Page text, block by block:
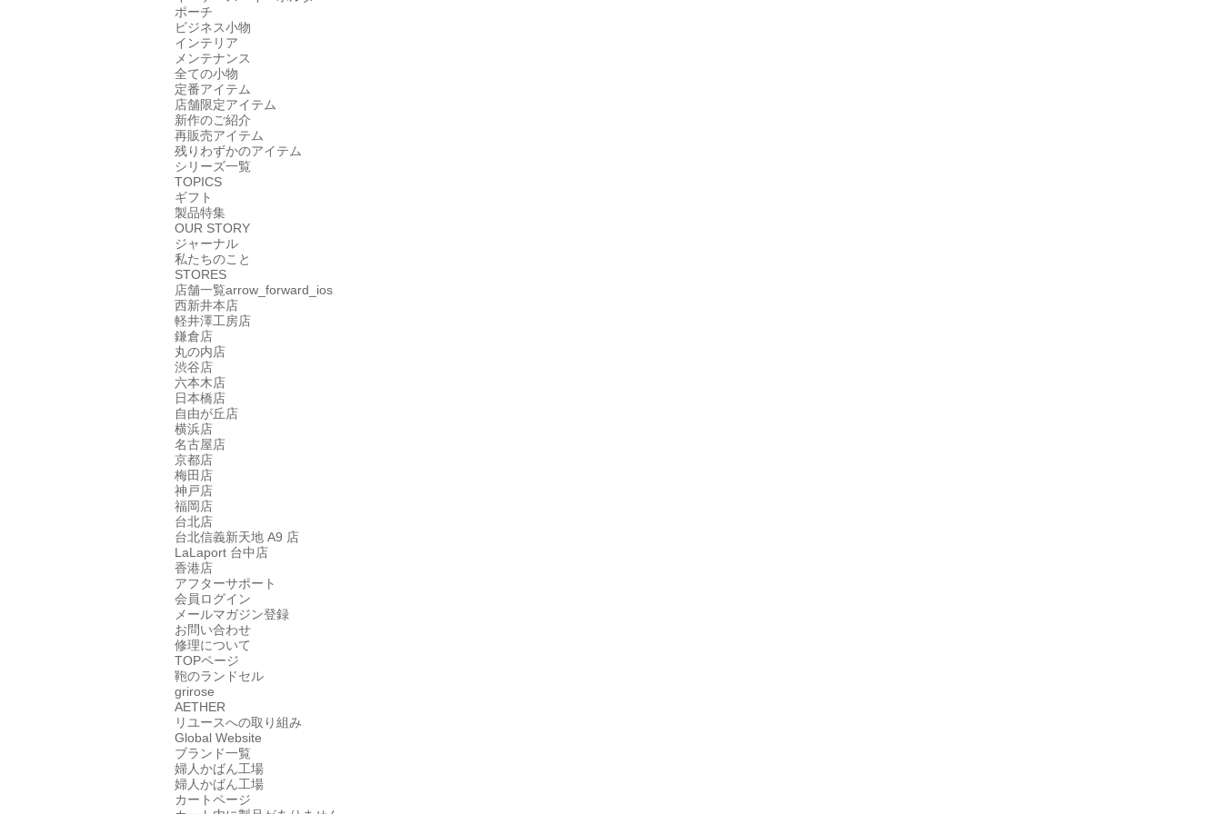
ポーチ
ビジネス小物
インテリア
メンテナンス
全ての小物
定番アイテム
店舗限定アイテム
新作のご紹介
再販売アイテム
残りわずかのアイテム
シリーズ一覧
TOPICS
ギフト
製品特集
OUR STORY
ジャーナル
私たちのこと
STORES
店舗一覧arrow_forward_ios
西新井本店
軽井澤工房店
鎌倉店
丸の内店
渋谷店
六本木店
日本橋店
自由が丘店
横浜店
名古屋店
京都店
梅田店
神戸店
福岡店
台北店
台北信義新天地 A9 店
LaLaport 台中店
香港店
アフターサポート
会員ログイン
メールマガジン登録
お問い合わせ
修理について
TOPページ
鞄のランドセル
grirose
AETHER
リユースへの取り組み
Global Website
ブランド一覧
婦人かばん工場
婦人かばん工場
カートページ